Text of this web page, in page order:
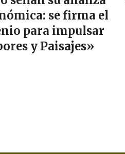
se firma el
para impulsar
y Paisajes»